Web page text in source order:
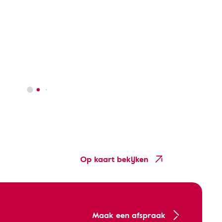
Op kaart bekijken
Maak een afspraak